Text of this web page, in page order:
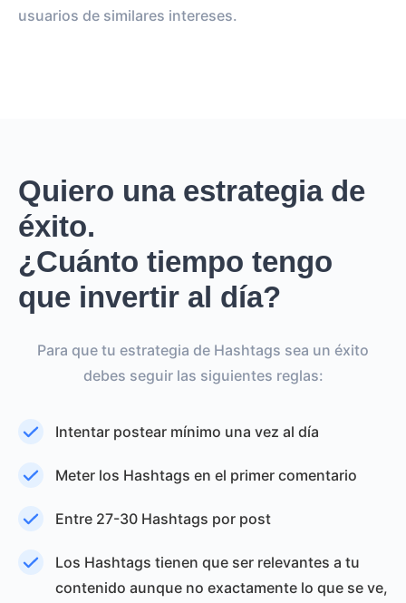
usuarios de similares intereses.
Quiero una estrategia de
éxito.
¿Cuánto tiempo tengo
que invertir al día?
Para que tu estrategia de Hashtags sea un éxito
debes seguir las siguientes reglas:
Intentar postear mínimo una vez al día
Meter los Hashtags en el primer comentario
Entre 27-30 Hashtags por post
Los Hashtags tienen que ser relevantes a tu
contenido aunque no exactamente lo que se ve,